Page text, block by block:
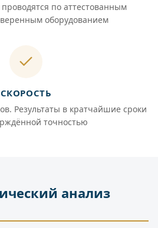
по аттестованным
оборудованием
СКОРОСТЬ
Результаты в кратчайшие сроки
точностью
анализ